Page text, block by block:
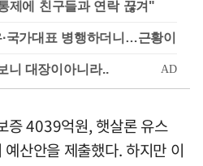
제에 친구들과 연락 끊겨"
국가대표 병행하더니…근황이
증 4039억원, 햇살론 유스
산안을 제출했다. 하지만 이